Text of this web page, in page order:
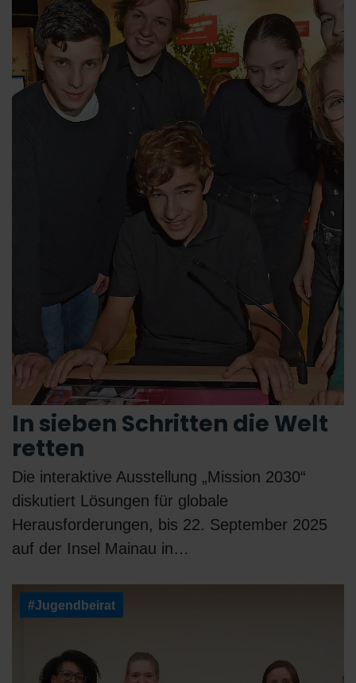
In sieben Schritten die Welt
retten
Die interaktive Ausstellung „Mission 2030“
diskutiert Lösungen für globale
Herausforderungen, bis 22. September 2025
auf der Insel Mainau in…
#Jugendbeirat